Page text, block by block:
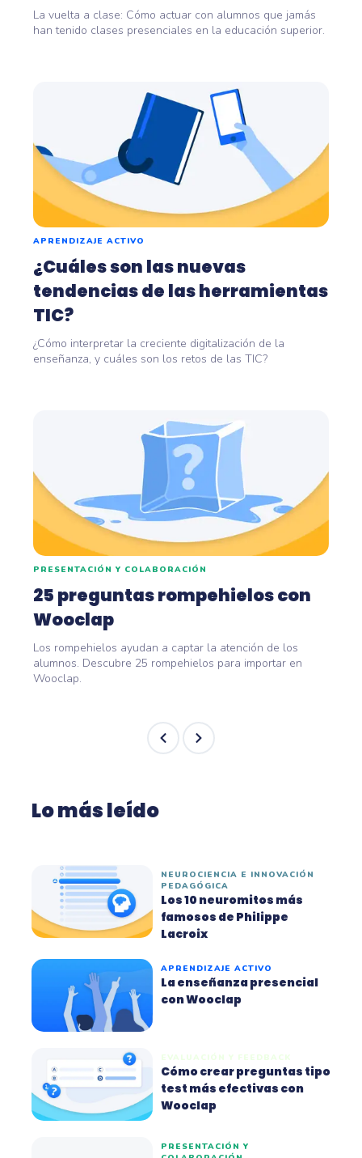
La vuelta a clase: Cómo actuar con alumnos que jamás
han tenido clases presenciales en la educación superior.
APRENDIZAJE ACTIVO
¿Cuáles son las nuevas
tendencias de las herramientas
TIC?
¿Cómo interpretar la creciente digitalización de la
enseñanza, y cuáles son los retos de las TIC?
PRESENTACIÓN Y COLABORACIÓN
25 preguntas rompehielos con
Wooclap
Los rompehielos ayudan a captar la atención de los
alumnos. Descubre 25 rompehielos para importar en
Wooclap.
Lo más leído
NEUROCIENCIA E INNOVACIÓN
PEDAGÓGICA
Los 10 neuromitos más
famosos de Philippe
Lacroix
APRENDIZAJE ACTIVO
La enseñanza presencial
con Wooclap
EVALUACIÓN Y FEEDBACK
Cómo crear preguntas tipo
test más efectivas con
Wooclap
PRESENTACIÓN Y